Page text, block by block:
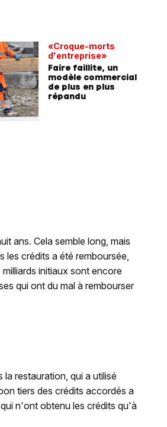
«Croque-morts
d'entreprise»
Faire faillite, un
modèle commercial
de plus en plus
répandu
ans. Cela semble long, mais
crédits a été remboursée,
initiaux sont encore
qui ont du mal à rembourser
restauration, qui a utilisé
tiers des crédits accordés a
n'ont obtenu les crédits qu'à